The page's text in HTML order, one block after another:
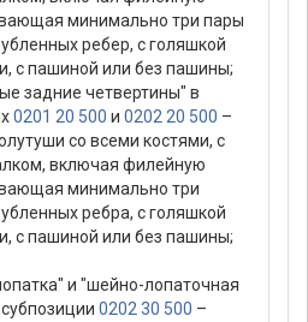
минимально три пары
ребер, с голяшкой
с пашиной или без пашины;
задние четвертины" в
0201 20 500 и 0202 20 500 –
со всеми костями, с
включая филейную
минимально три
ребра, с голяшкой
с пашиной или без пашины;
и "шейно-лопаточная
0202 30 500 –